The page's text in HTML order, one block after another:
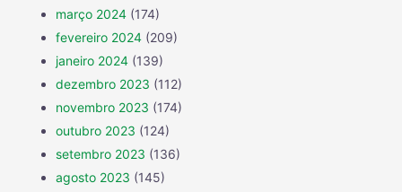
março 2024 (174)
fevereiro 2024 (209)
janeiro 2024 (139)
dezembro 2023 (112)
novembro 2023 (174)
outubro 2023 (124)
setembro 2023 (136)
agosto 2023 (145)